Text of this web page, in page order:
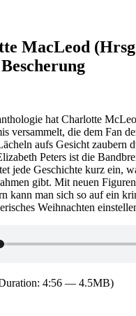
MacLeod
hat Charlotte
versammelt, die dem Fan
aufs Gesicht zaubern
Peters ist die
jede Geschichte kurz ein,
gibt. Mit neuen
kann man sich so auf ein
Weihnachten
4:56 — 4.5MB)